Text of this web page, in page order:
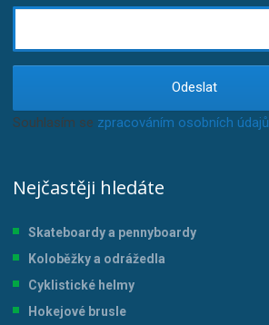
Odeslat
Souhlasím se zpracováním osobních údajů
Nejčastěji hledáte
Skateboardy a pennyboardy
Koloběžky a odrážedla
Cyklistické helmy
Hokejové brusle